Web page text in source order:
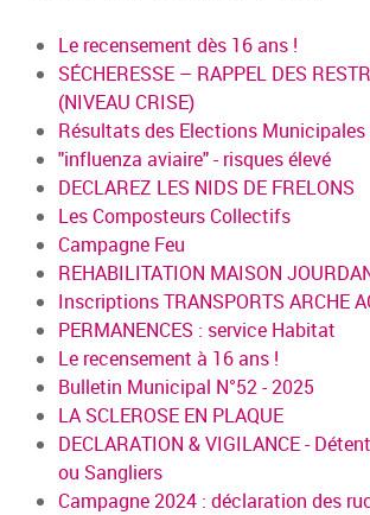
Le recensement dès 16 ans !
SÉCHERESSE – RAPPEL DES
(NIVEAU CRISE)
Résultats des Elections
"influenza aviaire" - risques élevé
DECLAREZ LES NIDS DE FRELONS
Les Composteurs Collectifs
Campagne Feu
REHABILITATION MAISON
Inscriptions TRANSPORTS ARCHE
PERMANENCES : service Habitat
Le recensement à 16 ans !
Bulletin Municipal N°52 - 2025
LA SCLEROSE EN PLAQUE
DECLARATION & VIGILANCE -
ou Sangliers
Campagne 2024 : déclaration des